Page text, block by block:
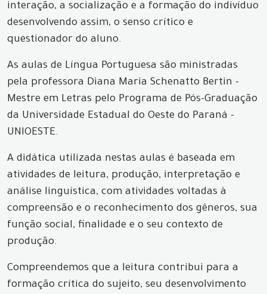
interação, a socialização e a formação do indivíduo
desenvolvendo assim, o senso crítico e
questionador do aluno.
As aulas de Língua Portuguesa são ministradas
pela professora Diana Maria Schenatto Bertin -
Mestre em Letras pelo Programa de Pós-Graduação
da Universidade Estadual do Oeste do Paraná -
UNIOESTE.
A didática utilizada nestas aulas é baseada em
atividades de leitura, produção, interpretação e
análise linguística, com atividades voltadas à
compreensão e o reconhecimento dos gêneros, sua
função social, finalidade e o seu contexto de
produção.
Compreendemos que a leitura contribui para a
formação crítica do sujeito, seu desenvolvimento